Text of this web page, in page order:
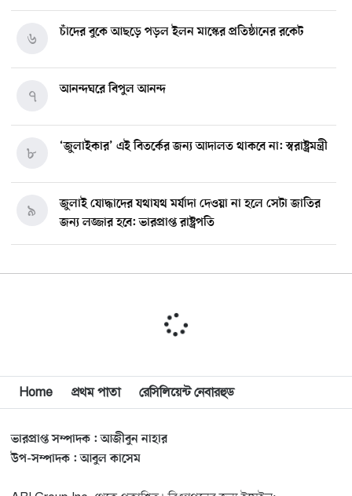
চাঁদের বুকে আছড়ে পড়ল ইলন মাস্কের প্রতিষ্ঠানের রকেট
৬
আনন্দঘরে বিপুল আনন্দ
৭
‘জুলাইকার’ এই বিতর্কের জন্য আদালত থাকবে না: স্বরাষ্ট্রমন্ত্রী
৮
জুলাই যোদ্ধাদের যথাযথ মর্যাদা দেওয়া না হলে সেটা জাতির
জন্য লজ্জার হবে: ভারপ্রাপ্ত রাষ্ট্রপতি
৯
১০
মিশিগানে দক্ষিণ সুরমা ওয়েলফেয়ার অ্যাসোসিয়েশনের
বিশ্বজুড়ে কূটনৈতিক পুনর্বিন্যাস, ৫ অঞ্চলে মিশন বন্ধ করছে
যুক্তরাষ্ট্র
১২
মিশিগানে ফ্রেন্ডস এন্ড ফ্যামিলির বনভোজনে প্রাণের উচ্ছ্বাস
১৩
Home প্রথম পাতা রেসিলিয়েন্ট নেবারহুড
ভারপ্রাপ্ত সম্পাদক : আজীবুন নাহার
উপ-সম্পাদক : আবুল কাসেম